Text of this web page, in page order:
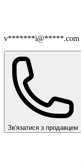
v*******i@*****.com
Зв'язатися з продавцем